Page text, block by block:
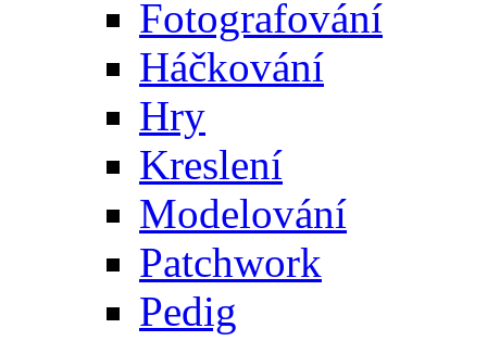
Fotografování
Háčkování
Hry
Kreslení
Modelování
Patchwork
Pedig